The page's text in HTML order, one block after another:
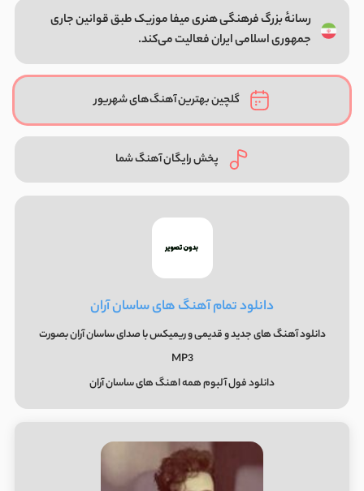
رسانهٔ بزرگ فرهنگی هنری میفا موزیک طبق قوانین جاری
جمهوری اسلامی ایران فعالیت می‌کند.
گلچین بهترین آهنگ‌های شهریور
پخش رایگان آهنگ شما
دانلود تمام آهنگ های ساسان آران
دانلود آهنگ های جدید و قدیمی و ریمیکس با صدای ساسان آران بصورت
MP3
دانلود فول آلبوم همه اهنگ های ساسان آران